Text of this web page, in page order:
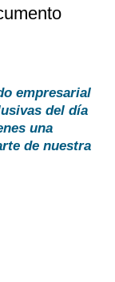
empresarial
del día
una
de nuestra